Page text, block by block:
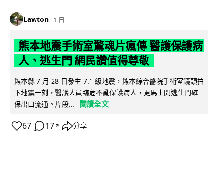
Lawton 1 日
熊本地震手術室驚魂片瘋傳 醫護保護病
人、逃生門 網民讚值得尊敬
熊本縣 7 月 28 日發生 7.1 級地震，熊本綜合醫院手術室鏡頭拍
下地震一刻，醫護人員臨危不亂保護病人，更馬上開逃生門確
保出口流通。片段...
閱讀全文
67 17 ↗ 分享